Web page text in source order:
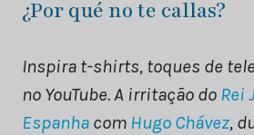
¿Por qué no te callas?
Inspira t-shirts, toques de
no YouTube. A irritação do Rei
Espanha com Hugo Chávez,